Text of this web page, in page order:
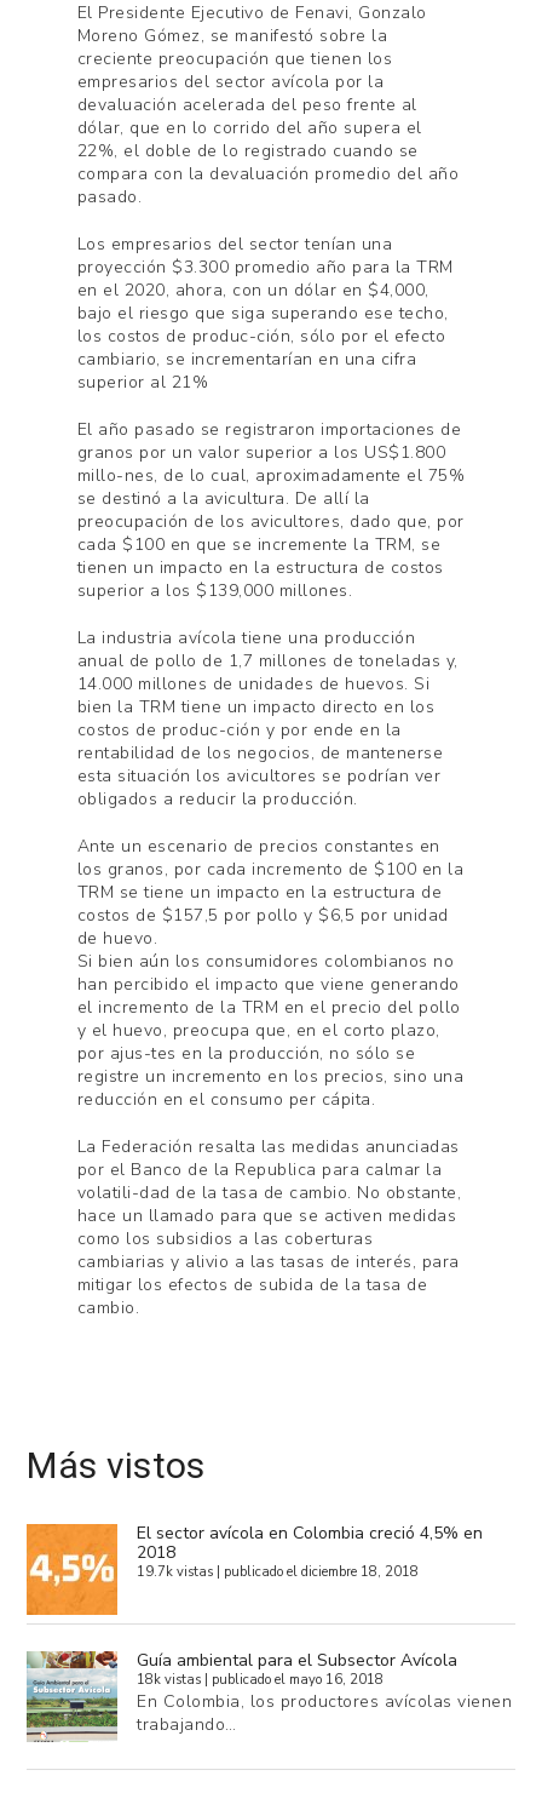
El Presidente Ejecutivo de Fenavi, Gonzalo
Moreno Gómez, se manifestó sobre la
creciente preocupación que tienen los
empresarios del sector avícola por la
devaluación acelerada del peso frente al
dólar, que en lo corrido del año supera el
22%, el doble de lo registrado cuando se
compara con la devaluación promedio del año
pasado.
Los empresarios del sector tenían una
proyección $3.300 promedio año para la TRM
en el 2020, ahora, con un dólar en $4,000,
bajo el riesgo que siga superando ese techo,
los costos de produc-ción, sólo por el efecto
cambiario, se incrementarían en una cifra
superior al 21%
El año pasado se registraron importaciones de
granos por un valor superior a los US$1.800
millo-nes, de lo cual, aproximadamente el 75%
se destinó a la avicultura. De allí la
preocupación de los avicultores, dado que, por
cada $100 en que se incremente la TRM, se
tienen un impacto en la estructura de costos
superior a los $139,000 millones.
La industria avícola tiene una producción
anual de pollo de 1,7 millones de toneladas y,
14.000 millones de unidades de huevos. Si
bien la TRM tiene un impacto directo en los
costos de produc-ción y por ende en la
rentabilidad de los negocios, de mantenerse
esta situación los avicultores se podrían ver
obligados a reducir la producción.
Ante un escenario de precios constantes en
los granos, por cada incremento de $100 en la
TRM se tiene un impacto en la estructura de
costos de $157,5 por pollo y $6,5 por unidad
de huevo.
Si bien aún los consumidores colombianos no
han percibido el impacto que viene generando
el incremento de la TRM en el precio del pollo
y el huevo, preocupa que, en el corto plazo,
por ajus-tes en la producción, no sólo se
registre un incremento en los precios, sino una
reducción en el consumo per cápita.
La Federación resalta las medidas anunciadas
por el Banco de la Republica para calmar la
volatili-dad de la tasa de cambio. No obstante,
hace un llamado para que se activen medidas
como los subsidios a las coberturas
cambiarias y alivio a las tasas de interés, para
mitigar los efectos de subida de la tasa de
cambio.
Más vistos
El sector avícola en Colombia creció 4,5% en
2018
19.7k vistas publicado el diciembre 18, 2018
Guía ambiental para el Subsector Avícola
18k vistas publicado el mayo 16, 2018
En Colombia, los productores avícolas vienen
trabajando…